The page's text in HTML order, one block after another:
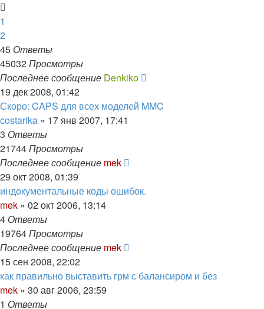
1
2
45 Ответы
45032Просмотры
Последнее сообщение Denkiko
19 дек 2008, 01:42
Скоро: CAPS для всех моделей MMC
costarika » 17 янв 2007, 17:41
3 Ответы
21744Просмотры
Последнее сообщение mek
29 окт 2008, 01:39
индокументальные коды ошибок.
mek » 02 окт 2006, 13:14
4 Ответы
19764Просмотры
Последнее сообщение mek
15 сен 2008, 22:02
как правильно выставить грм с балансиром и без
mek » 30 авг 2006, 23:59
1 Ответы